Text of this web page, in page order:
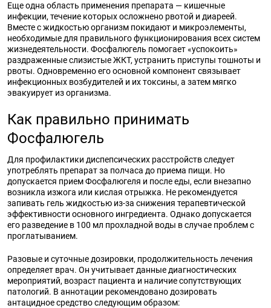
Еще одна область применения препарата — кишечные
инфекции, течение которых осложнено рвотой и диареей.
Вместе с жидкостью организм покидают и микроэлементы,
необходимые для правильного функционирования всех систем
жизнедеятельности. Фосфалюгель помогает «успокоить»
раздраженные слизистые ЖКТ, устранить приступы тошноты и
рвоты. Одновременно его основной компонент связывает
инфекционных возбудителей и их токсины, а затем мягко
эвакуирует из организма.
Как правильно принимать
Фосфалюгель
Для профилактики диспепсических расстройств следует
употреблять препарат за полчаса до приема пищи. Но
допускается прием Фосфалюгеля и после еды, если внезапно
возникла изжога или кислая отрыжка. Не рекомендуется
запивать гель жидкостью из-за снижения терапевтической
эффективности основного ингредиента. Однако допускается
его разведение в 100 мл прохладной воды в случае проблем с
проглатыванием.
Разовые и суточные дозировки, продолжительность лечения
определяет врач. Он учитывает данные диагностических
мероприятий, возраст пациента и наличие сопутствующих
патологий. В аннотации рекомендовано дозировать
антацидное средство следующим образом: